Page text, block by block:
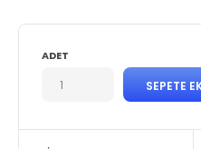
ADET